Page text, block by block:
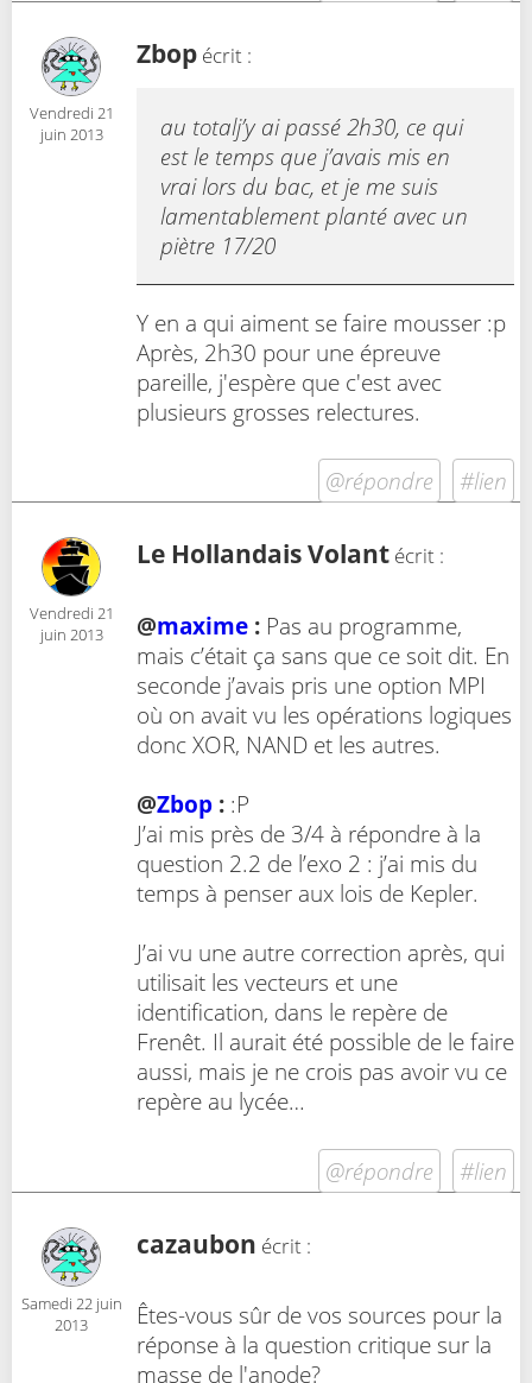
Vendredi 21
juin 2013
Zbop écrit :
au totalj’y ai passé 2h30, ce qui
est le temps que j’avais mis en
vrai lors du bac, et je me suis
lamentablement planté avec un
piètre 17/20
Y en a qui aiment se faire mousser :p
Après, 2h30 pour une épreuve
pareille, j'espère que c'est avec
plusieurs grosses relectures.
@répondre #lien
Vendredi 21
juin 2013
Le Hollandais Volant écrit :
@maxime : Pas au programme,
mais c’était ça sans que ce soit dit. En
seconde j’avais pris une option MPI
où on avait vu les opérations logiques
donc XOR, NAND et les autres.
@Zbop : :P
J’ai mis près de 3/4 à répondre à la
question 2.2 de l’exo 2 : j’ai mis du
temps à penser aux lois de Kepler.
J’ai vu une autre correction après, qui
utilisait les vecteurs et une
identification, dans le repère de
Frenêt. Il aurait été possible de le faire
aussi, mais je ne crois pas avoir vu ce
repère au lycée…
@répondre #lien
Samedi 22 juin
2013
cazaubon écrit :
Êtes-vous sûr de vos sources pour la
réponse à la question critique sur la
masse de l'anode?